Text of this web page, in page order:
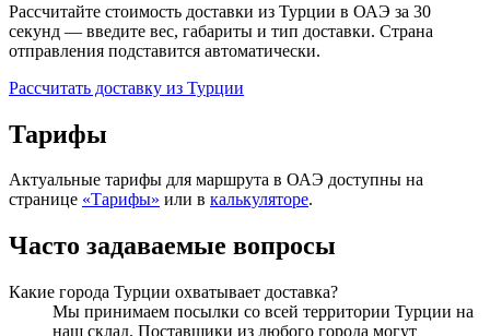
Рассчитайте стоимость доставки из Турции в ОАЭ за 30
секунд — введите вес, габариты и тип доставки. Страна
отправления подставится автоматически.
Рассчитать доставку из Турции
Тарифы
Актуальные тарифы для маршрута в ОАЭ доступны на
странице «Тарифы» или в калькуляторе.
Часто задаваемые вопросы
Какие города Турции охватывает доставка?
Мы принимаем посылки со всей территории Турции на
наш склад. Поставщики из любого города могут